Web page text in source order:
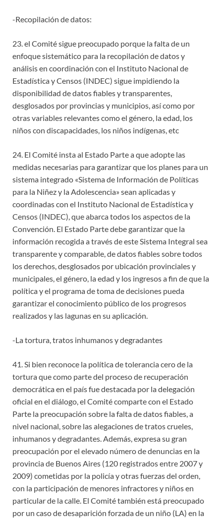
-Recopilación de datos:
23. el Comité sigue preocupado porque la falta de un
enfoque sistemático para la recopilación de datos y
análisis en coordinación con el Instituto Nacional de
Estadística y Censos (INDEC) sigue impidiendo la
disponibilidad de datos fiables y transparentes,
desglosados por provincias y municipios, así como por
otras variables relevantes como el género, la edad, los
niños con discapacidades, los niños indígenas, etc
24. El Comité insta al Estado Parte a que adopte las
medidas necesarias para garantizar que los planes para un
sistema integrado «Sistema de Información de Políticas
para la Niñez y la Adolescencia» sean aplicadas y
coordinadas con el Instituto Nacional de Estadística y
Censos (INDEC), que abarca todos los aspectos de la
Convención. El Estado Parte debe garantizar que la
información recogida a través de este Sistema Integral sea
transparente y comparable, de datos fiables sobre todos
los derechos, desglosados por ubicación provinciales y
municipales, el género, la edad y los ingresos a fin de que la
política y el programa de toma de decisiones pueda
garantizar el conocimiento público de los progresos
realizados y las lagunas en su aplicación.
-La tortura, tratos inhumanos y degradantes
41. Si bien reconoce la política de tolerancia cero de la
tortura que como parte del proceso de recuperación
democrática en el país fue destacada por la delegación
oficial en el diálogo, el Comité comparte con el Estado
Parte la preocupación sobre la falta de datos fiables, a
nivel nacional, sobre las alegaciones de tratos crueles,
inhumanos y degradantes. Además, expresa su gran
preocupación por el elevado número de denuncias en la
provincia de Buenos Aires (120 registrados entre 2007 y
2009) cometidas por la policía y otras fuerzas del orden,
con la participación de menores infractores y niños en
particular de la calle. El Comité también está preocupado
por un caso de desaparición forzada de un niño (LA) en la